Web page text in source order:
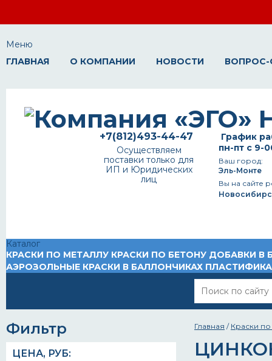
Меню
ГЛАВНАЯ
О КОМПАНИИ НОВОСТИ ВОПРОС-
График
пн-пт с 9-
Ваш город:
Эль-Монте
Вы на сайте
+7(812)493-44-47
Осуществляем
поставки только для
ИП и Юридических
лиц
Каталог
КРАСКИ ПО МЕТАЛЛУ КРАСКИ ПО БЕТОНУ ДОБАВКИ В
АЭРОЗОЛЬНЫЕ КРАСКИ В БАЛЛОНЧИКАХ
Фильтр
ЦЕНА, РУБ:
Главная / Краски